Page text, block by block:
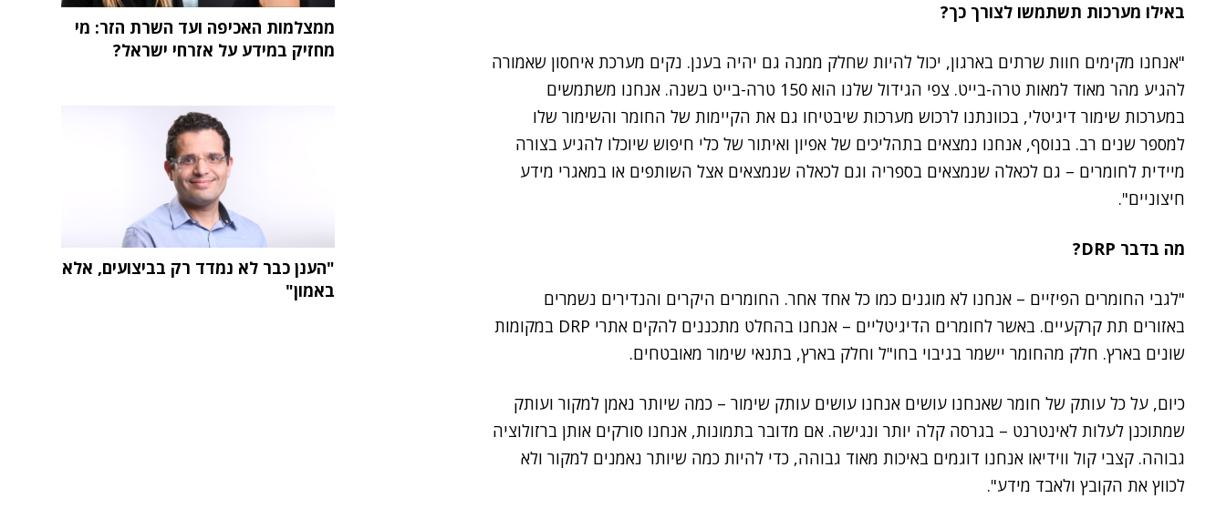
באילו מערכות תשתמשו לצורך כך?
"אנחנו מקימים חוות שרתים בארגון, יכול להיות שחלק ממנה גם יהיה בענן. נקים מערכת איחסון שאמורה
להגיע מהר מאוד למאות טרה-בייט. צפי הגידול שלנו הוא 150 טרה-בייט בשנה. אנחנו משתמשים
במערכות שימור דיגיטלי, בכוונתנו לרכוש מערכות שיבטיחו גם את הקיימות של החומר והשימור שלו
למספר שנים רב. בנוסף, אנחנו נמצאים בתהליכים של אפיון ואיתור של כלי חיפוש שיוכלו להגיע בצורה
מיידית לחומרים – גם לכאלה שנמצאים בספריה וגם לכאלה שנמצאים אצל השותפים או במאגרי מידע
חיצוניים".
מה בדבר DRP?
"לגבי החומרים הפיזיים – אנחנו לא מוגנים כמו כל אחד אחר. החומרים היקרים והנדירים נשמרים
באזורים תת קרקעיים. באשר לחומרים הדיגיטליים – אנחנו בהחלט מתכננים להקים אתרי DRP במקומות
שונים בארץ. חלק מהחומר יישמר בגיבוי בחו"ל וחלק בארץ, בתנאי שימור מאובטחים.
כיום, על כל עותק של חומר שאנחנו עושים אנחנו עושים עותק שימור – כמה שיותר נאמן למקור ועותק
שמתוכנן לעלות לאינטרנט – בגרסה קלה יותר ונגישה. אם מדובר בתמונות, אנחנו סורקים אותן ברזולוציה
גבוהה. קצבי קול ווידיאו אנחנו דוגמים באיכות מאוד גבוהה, כדי להיות כמה שיותר נאמנים למקור ולא
לכווץ את הקובץ ולאבד מידע".
ממצלמות האכיפה ועד השרת הזר: מי
מחזיק במידע על אזרחי ישראל?
"הענן כבר לא נמדד רק בביצועים, אלא
באמון"